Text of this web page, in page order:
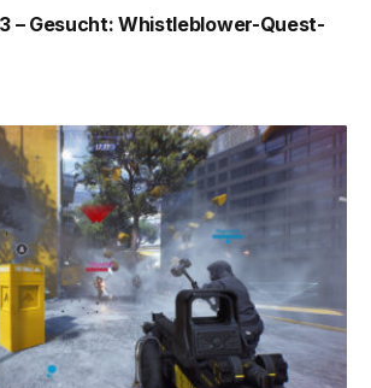
– Gesucht: Whistleblower-Quest-